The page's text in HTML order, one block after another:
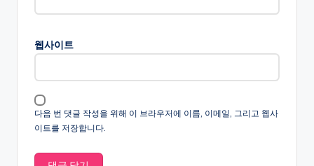
웹사이트
다음 번 댓글 작성을 위해 이 브라우저에 이름, 이메일, 그리고 웹사
이트를 저장합니다.